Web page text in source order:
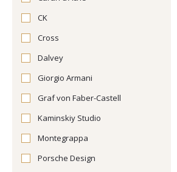
CK
Cross
Dalvey
Giorgio Armani
Graf von Faber-Castell
Kaminskiy Studio
Montegrappa
Porsche Design